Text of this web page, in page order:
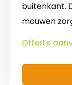
buitenkant.
mouwen
Offerte